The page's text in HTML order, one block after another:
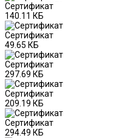
Сертификат
140.11 КБ
Сертификат
49.65 КБ
Сертификат
297.69 КБ
Сертификат
209.19 КБ
Сертификат
294.49 КБ